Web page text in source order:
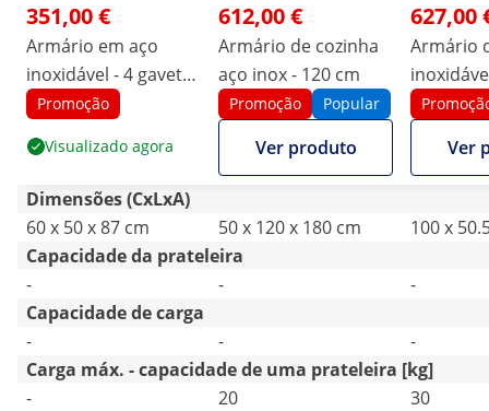
351,00 €
Armário em aço
inoxidável - 4 gavetas
- 50 x 60 cm - Royal
Promoção
Visualizado agora
612,00 €
Armário de cozinha
aço inox - 120 cm
Promoção Popular
Ver produto
627,00
Armário
500 x
Royal
Ver
Dimensões (CxLxA)
60 x 50 x 87 cm
50 x 120 x 180 cm
100 x
Capacidade da prateleira
-
-
-
Capacidade de carga
-
-
-
Carga máx. - capacidade de uma prateleira [kg]
-
20
30